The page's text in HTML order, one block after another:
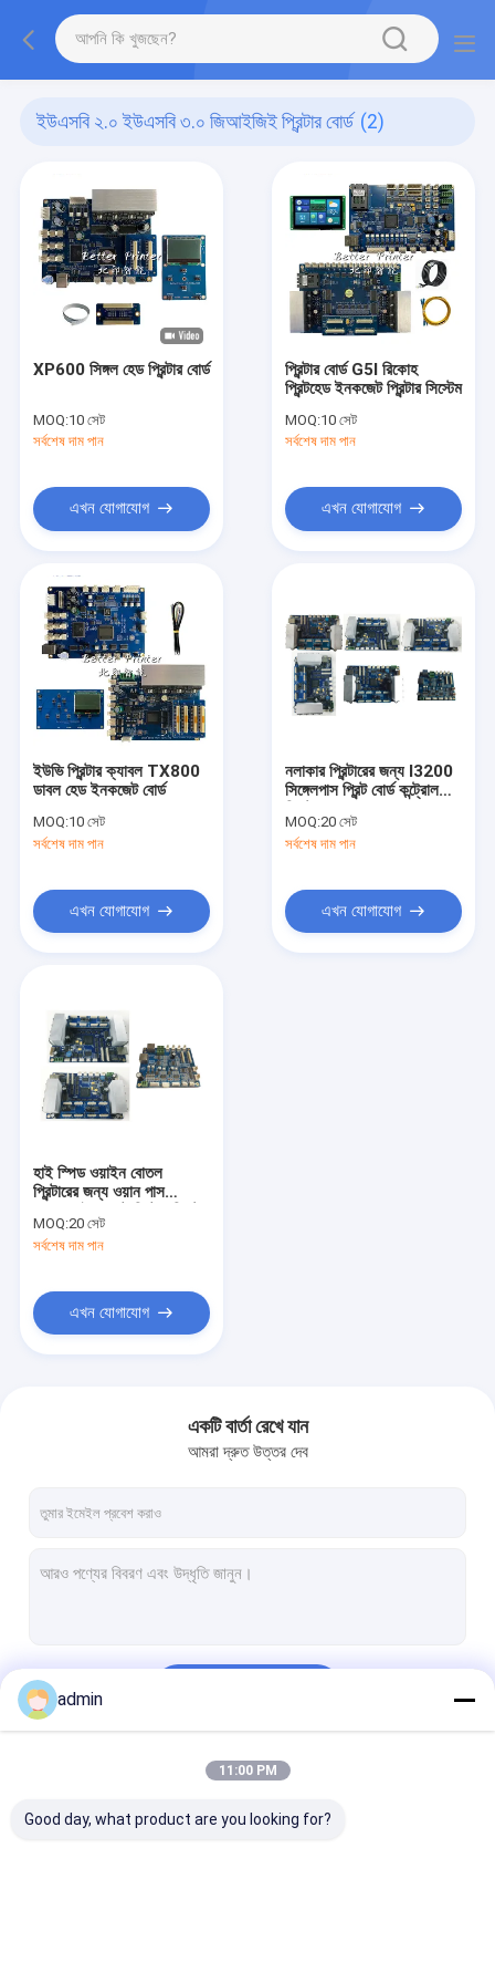
ইউএসবি ২.০ ইউএসবি ৩.০ জিআইজিই প্রিন্টার বোর্ড (2)
XP600 সিঙ্গল হেড প্রিন্টার বোর্ড
MOQ:10 সেট
সর্বশেষ দাম পান
এখন যোগাযোগ
প্রিন্টার বোর্ড G5I রিকোহ
প্রিন্টহেড ইনকজেট প্রিন্টার সিস্টেম
MOQ:10 সেট
সর্বশেষ দাম পান
এখন যোগাযোগ
ইউভি প্রিন্টার ক্যাবল TX800
ডাবল হেড ইনকজেট বোর্ড
MOQ:10 সেট
সর্বশেষ দাম পান
এখন যোগাযোগ
নলাকার প্রিন্টারের জন্য I3200
সিঙ্গেলপাস প্রিন্ট বোর্ড কন্ট্রোল
MOQ:20 সেট
সর্বশেষ দাম পান
এখন যোগাযোগ
হাই স্পিড ওয়াইন বোতল
প্রিন্টারের জন্য ওয়ান পাস
MOQ:20 সেট
সর্বশেষ দাম পান
এখন যোগাযোগ
একটি বার্তা রেখে যান
আমরা দ্রুত উত্তর দেব
admin
11:00 PM
Good day, what product are you looking for?